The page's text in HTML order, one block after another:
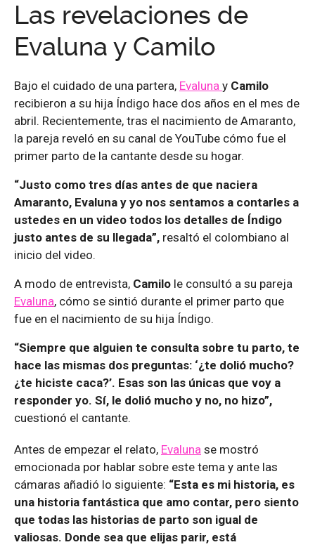
Las revelaciones de
Evaluna y Camilo
Bajo el cuidado de una partera, Evaluna y Camilo
recibieron a su hija Índigo hace dos años en el mes de
abril. Recientemente, tras el nacimiento de Amaranto,
la pareja reveló en su canal de YouTube cómo fue el
primer parto de la cantante desde su hogar.
“Justo como tres días antes de que naciera
Amaranto, Evaluna y yo nos sentamos a contarles a
ustedes en un video todos los detalles de Índigo
justo antes de su llegada”, resaltó el colombiano al
inicio del video.
A modo de entrevista, Camilo le consultó a su pareja
Evaluna, cómo se sintió durante el primer parto que
fue en el nacimiento de su hija Índigo.
“Siempre que alguien te consulta sobre tu parto, te
hace las mismas dos preguntas: ‘¿te dolió mucho?
¿te hiciste caca?’. Esas son las únicas que voy a
responder yo. Sí, le dolió mucho y no, no hizo”,
cuestionó el cantante.
Antes de empezar el relato, Evaluna se mostró
emocionada por hablar sobre este tema y ante las
cámaras añadió lo siguiente: “Esta es mi historia, es
una historia fantástica que amo contar, pero siento
que todas las historias de parto son igual de
valiosas. Donde sea que elijas parir, está